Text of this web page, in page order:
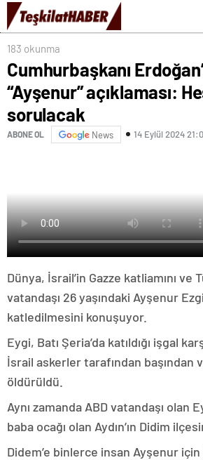
183 okunma
Cumhurbaşkanı
“Ayşenur” açıklaması:
sorulacak
ABONE OL News 14 Eylül 2024
Dünya, İsrail’in Gazze katliamını ve
vatandaşı 26 yaşındaki Ayşenur
katledilmesini konuşuyor.
Eygi, Batı Şeria’da katıldığı işgal
İsrail askerler tarafından başından
öldürüldü.
Aynı zamanda ABD vatandaşı olan
baba ocağı olan Aydın’ın Didim
Didem’e binlerce insan Ayşenur